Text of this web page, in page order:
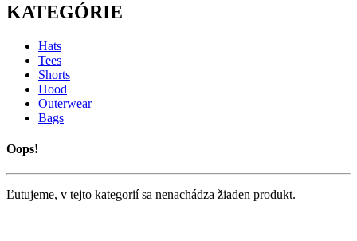
KATEGÓRIE
Hats
Tees
Shorts
Hood
Outerwear
Bags
Oops!
Ľutujeme, v tejto kategorií sa nenachádza žiaden produkt.